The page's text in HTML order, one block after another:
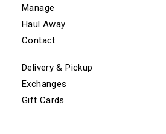
Manage
Haul Away
Contact
Delivery & Pickup
Exchanges
Gift Cards